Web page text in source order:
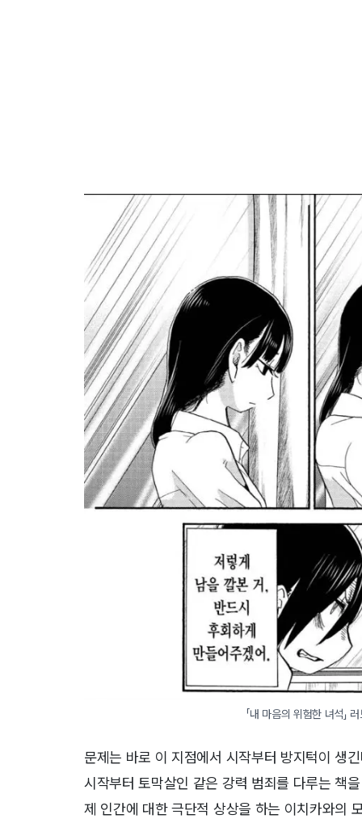
「내 마음의 위험한 녀석」
문제는 바로 이 지점에서 시작부터 방지턱이 생
시작부터 토막살인 같은 강력 범죄를 다루는 책
제 인간에 대한 극단적 상상을 하는 이치카와의